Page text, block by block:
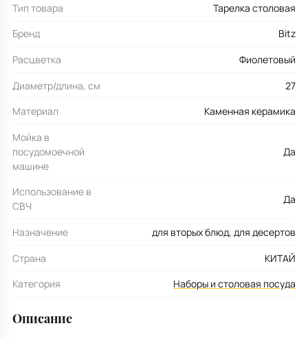
Тип товара
Тарелка столовая
Бренд
Bitz
Расцветка
Фиолетовый
Диаметр/длина, см
27
Материал
Каменная керамика
Мойка в
посудомоечной
машине
Да
Использование в
СВЧ
Да
Назначение
для вторых блюд, для десертов
Страна
КИТАЙ
Категория
Наборы и столовая посуда
Описание